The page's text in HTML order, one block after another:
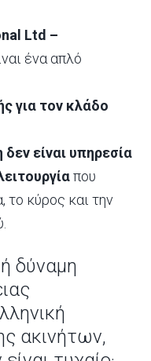
Ltd –
ένα απλό
για τον κλάδο
δεν είναι υπηρεσία
που
το κύρος και την
δύναμη
ακινήτων,